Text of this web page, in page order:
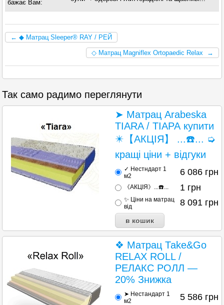
бажає Вам:
← ◆ Матрац Sleeper® RAY / РЕЙ
◇ Матрац Magniflex Ortopaedic Relax →
Так само радимо переглянути
➤ Матрац Arabeska
TIARA / ТІАРА купити
✴️【АКЦІЯ】 ...☎️... ➭
кращі ціни + відгуки
✓ Нестндарт 1
м2
6 086 грн
《АКЦІЯ》...☎️... 1 грн
✨ Ціни на матрац
від
8 091 грн
❖ Матрац Таke&Go
RELAX ROLL /
РЕЛАКС РОЛЛ —
20% Знижка
➤ Нестандарт 1
м2
5 586 грн